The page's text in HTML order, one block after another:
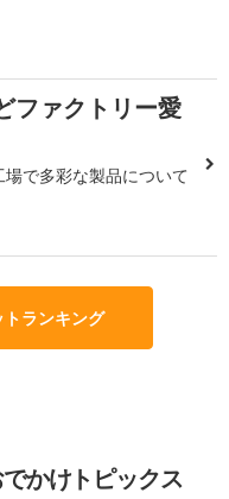
ファクトリー愛
で多彩な製品について
ランキング
かけトピックス